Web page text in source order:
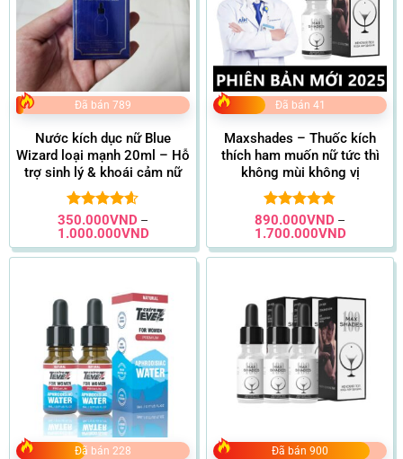
Đã bán 789
Nước kích dục nữ Blue
Wizard loại mạnh 20ml – Hỗ
trợ sinh lý & khoái cảm nữ
Được xếp
hạng4.56
5 sao
350.000VND –
1.000.000VNDKhoảng
từ
350.000VND
Đã bán 41
Maxshades – Thuốc kích
thích ham muốn nữ tức thì
không mùi không vị
Được xếp
hạng4.83
5 sao
890.000VND –
1.700.000VNDKhoảng
từ
Đã bán 228 Đã bán 900